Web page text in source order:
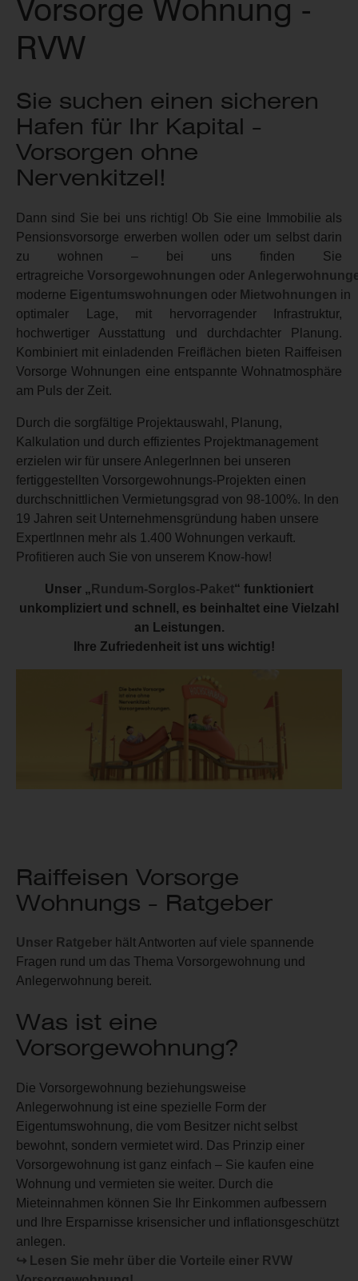
Vorsorge Wohnung -
RVW
Sie suchen einen sicheren
Hafen für Ihr Kapital -
Vorsorgen ohne
Nervenkitzel!
Dann sind Sie bei uns richtig! Ob Sie eine Immobilie als
Pensionsvorsorge erwerben wollen oder um selbst darin
zu wohnen – bei uns finden Sie
ertragreiche Vorsorgewohnungen oder
moderne Eigentumswohnungen oder Mietwohnungen in
optimaler Lage, mit hervorragender Infrastruktur,
hochwertiger Ausstattung und durchdachter Planung.
Kombiniert mit einladenden Freiflächen bieten Raiffeisen
Vorsorge Wohnungen eine entspannte Wohnatmosphäre
am Puls der Zeit.
Durch die sorgfältige Projektauswahl, Planung,
Kalkulation und durch effizientes Projektmanagement
erzielen wir für unsere AnlegerInnen bei unseren
fertiggestellten Vorsorgewohnungs-Projekten einen
durchschnittlichen Vermietungsgrad von 98-100%. In den
19 Jahren seit Unternehmensgründung haben unsere
ExpertInnen mehr als 1.400 Wohnungen verkauft.
Profitieren auch Sie von unserem Know-how!
Unser „ Rundum-Sorglos-Paket“ funktioniert
unkompliziert und schnell, es beinhaltet eine Vielzahl
an Leistungen.
Ihre Zufriedenheit ist uns wichtig!
Raiffeisen Vorsorge
Wohnungs - Ratgeber
Unser Ratgeber hält Antworten auf viele spannende
Fragen rund um das Thema Vorsorgewohnung und
Anlegerwohnung bereit.
Was ist eine
Vorsorgewohnung?
Die Vorsorgewohnung beziehungsweise
Anlegerwohnung ist eine spezielle Form der
Eigentumswohnung, die vom Besitzer nicht selbst
bewohnt, sondern vermietet wird. Das Prinzip einer
Vorsorgewohnung ist ganz einfach – Sie kaufen eine
Wohnung und vermieten sie weiter. Durch die
Mieteinnahmen können Sie Ihr Einkommen aufbessern
und Ihre Ersparnisse krisensicher und inflationsgeschützt
anlegen.
↪ Lesen Sie mehr über die Vorteile einer RVW